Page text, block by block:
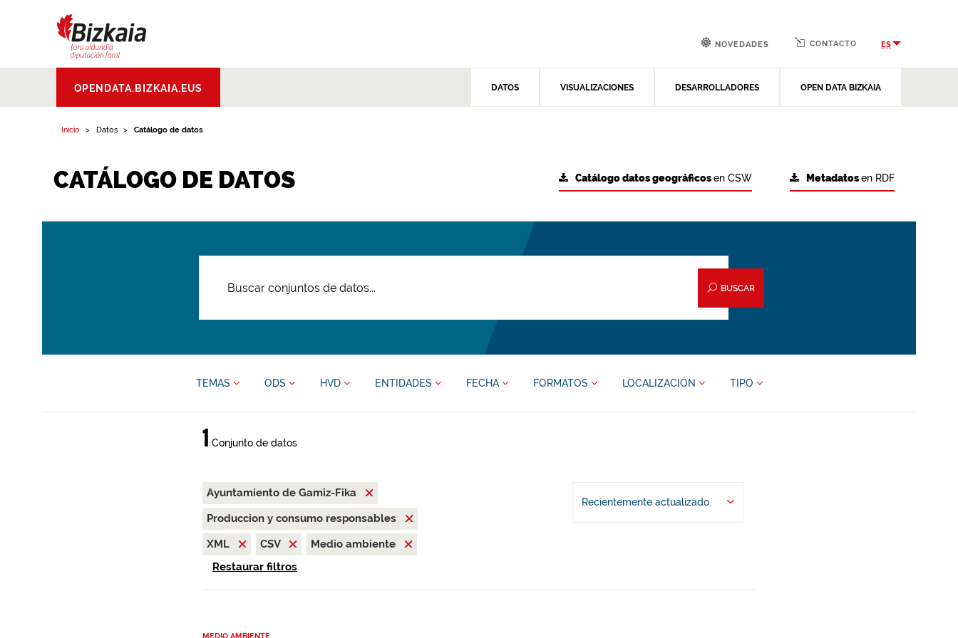
Aldundia.Diputacion
Foral de Bizkaia
OPENDATA.BIZKAIA.EUS DATOS VISUALIZACIONES DESARROLLADORES OPEN DATA BIZKAIA
NOVEDADES CONTACTO ES
Inicio Datos Catálogo de datos
CATÁLOGO DE DATOS Metadatosen RDF
Catálogo datos geográficosen CSW
BUSCAR
TEMAS ODS HVD ENTIDADES FECHA FORMATOS LOCALIZACIÓN TIPO
1 Conjunto de datos
Ayuntamiento de Gamiz-Fika
Produccion y consumo responsables
XML
CSV
Medio ambiente
Restaurar filtros
Recientemente actualizado